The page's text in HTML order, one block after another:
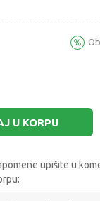
U KORPU
upišite u